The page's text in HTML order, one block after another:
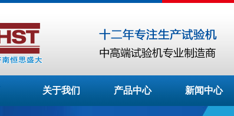
关于我们 产品中心 新闻中心